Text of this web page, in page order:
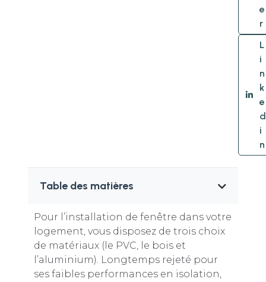
e
r
L
i
n
k
e
d
i
n
Table des matières
Pour l’installation de fenêtre dans votre
logement, vous disposez de trois choix
de matériaux (le PVC, le bois et
l’aluminium). Longtemps rejeté pour
ses faibles performances en isolation,